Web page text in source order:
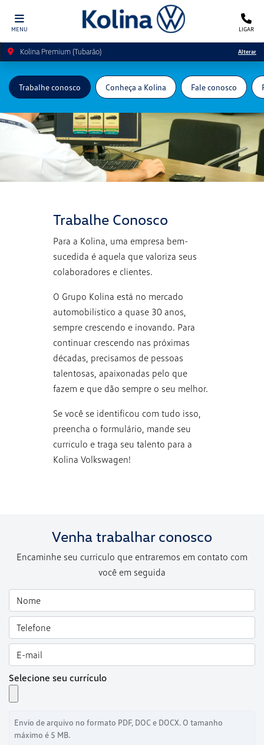
MENU LIGAR
Kolina Premium (Tubarão) Alterar
Conheça a Kolina Fale conosco
Trabalhe conosco
Trabalhe Conosco
Para a Kolina, uma empresa bem-
sucedida é aquela que valoriza seus
colaboradores e clientes.
O Grupo Kolina está no mercado
automobilístico a quase 30 anos,
sempre crescendo e inovando. Para
continuar crescendo nas próximas
décadas, precisamos de pessoas
talentosas, apaixonadas pelo que
fazem e que dão sempre o seu melhor.
Se você se identificou com tudo isso,
preencha o formulário, mande seu
currículo e traga seu talento para a
Kolina Volkswagen!
Venha trabalhar conosco
Encaminhe seu curriculo que entraremos em contato com
você em seguida
Selecione seu currículo
Envio de arquivo no formato PDF, DOC e DOCX. O tamanho
máximo é 5 MB.